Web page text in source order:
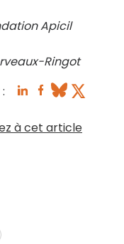
Apicil
Ringot
à cet article